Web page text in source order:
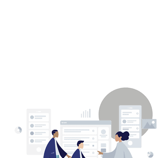
MAG.A SEBA KAYAN